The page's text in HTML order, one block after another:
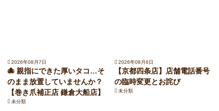
2026年08月7日
🐙 親指にできた厚いタコ…そ
のまま放置していませんか？
【巻き爪補正店 鎌倉大船店】
未分類
2026年08月6日
【京都四条店】店舗電話番号
の臨時変更とお詫び
未分類